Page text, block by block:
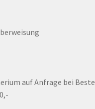
auf Anfrage bei